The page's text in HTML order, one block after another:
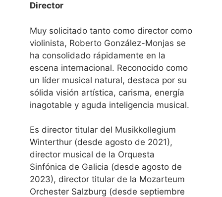
Director
Muy solicitado tanto como director como
violinista, Roberto González-Monjas se
ha consolidado rápidamente en la
escena internacional. Reconocido como
un líder musical natural, destaca por su
sólida visión artística, carisma, energía
inagotable y aguda inteligencia musical.
Es director titular del Musikkollegium
Winterthur (desde agosto de 2021),
director musical de la Orquesta
Sinfónica de Galicia (desde agosto de
2023), director titular de la Mozarteum
Orchester Salzburg (desde septiembre